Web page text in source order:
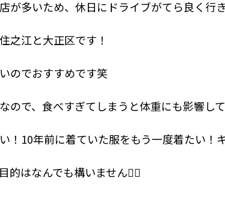
が多いため、休日にドライブがてら良く行
之江と大正区です！
のでおすすめです笑
ので、食べすぎてしまうと体重にも影響して
！10年前に着ていた服をもう一度着たい！
的はなんでも構いません🙆‍♂️